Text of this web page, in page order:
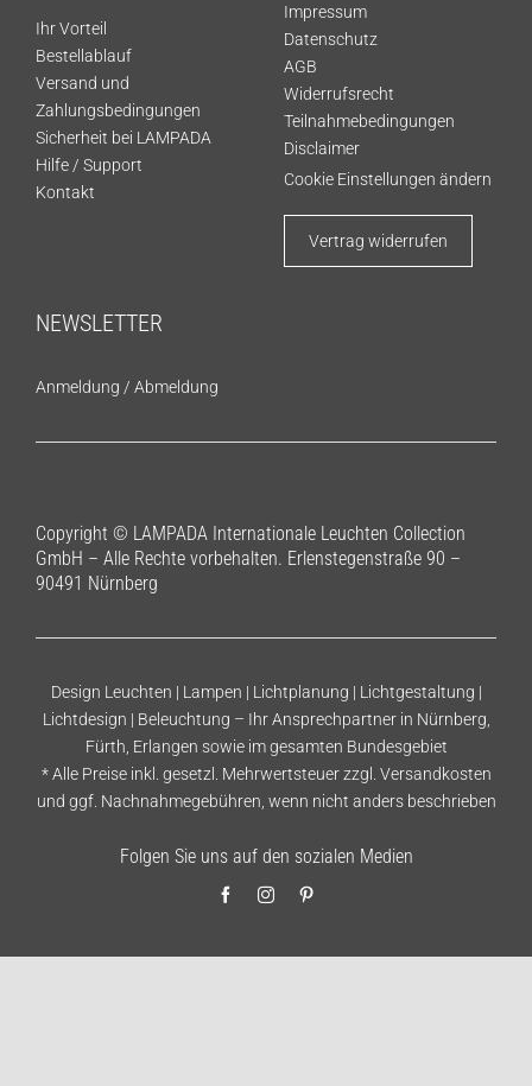
Ihr Vorteil
Bestellablauf
Versand und
Zahlungsbedingungen
Sicherheit bei LAMPADA
Hilfe / Support
Kontakt
Impressum
Datenschutz
AGB
Widerrufsrecht
Teilnahmebedingungen
Disclaimer
Cookie Einstellungen ändern
Vertrag widerrufen
NEWSLETTER
Anmeldung / Abmeldung
Copyright © LAMPADA Internationale Leuchten Collection
GmbH – Alle Rechte vorbehalten. Erlenstegenstraße 90 –
90491 Nürnberg
Design Leuchten | Lampen | Lichtplanung | Lichtgestaltung |
Lichtdesign | Beleuchtung – Ihr Ansprechpartner in Nürnberg,
Fürth, Erlangen sowie im gesamten Bundesgebiet
* Alle Preise inkl. gesetzl. Mehrwertsteuer zzgl. Versandkosten
und ggf. Nachnahmegebühren, wenn nicht anders beschrieben
Folgen Sie uns auf den sozialen Medien